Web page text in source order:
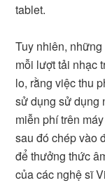
tablet.
Tuy nhiên,
mỗi lượt tải nhạc
lo, rằng việc thu
sử dụng sử dụng
miễn phí trên
sau đó chép vào
để thưởng thức
của các nghệ sĩ